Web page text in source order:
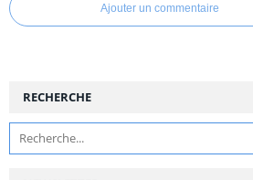
Ajouter un commentaire
RECHERCHE